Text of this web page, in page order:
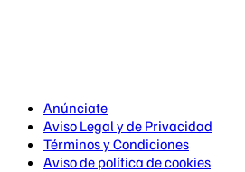
Anúnciate
Aviso Legal y de Privacidad
Términos y Condiciones
Aviso de política de cookies